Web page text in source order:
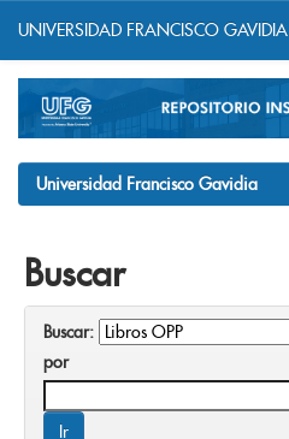
navigation
UNIVERSIDAD FRANCISCO GAVIDIA
Universidad Francisco Gavidia
Buscar
Buscar:
por